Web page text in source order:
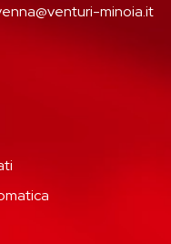
minoia.it